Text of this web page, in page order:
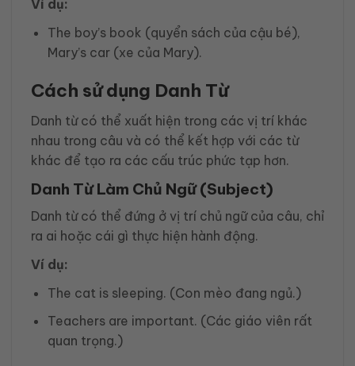
Ví dụ:
The boy’s book (quyển sách của cậu bé),
Mary’s car (xe của Mary).
Cách sử dụng Danh Từ
Danh từ có thể xuất hiện trong các vị trí khác
nhau trong câu và có thể kết hợp với các từ
khác để tạo ra các cấu trúc phức tạp hơn.
Danh Từ Làm Chủ Ngữ (Subject)
Danh từ có thể đứng ở vị trí chủ ngữ của câu, chỉ
ra ai hoặc cái gì thực hiện hành động.
Ví dụ:
The cat is sleeping. (Con mèo đang ngủ.)
Teachers are important. (Các giáo viên rất
quan trọng.)